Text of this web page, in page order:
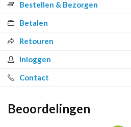
Bestellen & Bezorgen
Betalen
Retouren
Inloggen
Contact
Beoordelingen